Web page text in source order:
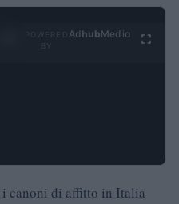
Ad hubMedia
i canoni di affitto in Italia